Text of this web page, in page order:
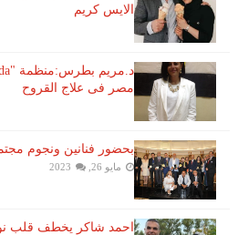
الايس كريم
مصر فى علاج القروح
بحضور فنانين ونجوم
مايو 26, 2023
احمد شاكر يخطف قلب